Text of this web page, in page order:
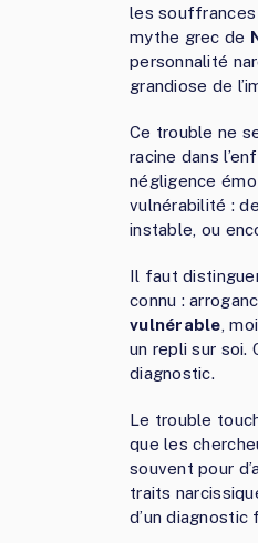
les souffrances
mythe grec de
personnalité
grandiose de
Ce trouble ne
racine dans
négligence
vulnérabilité :
instable, ou
Il faut
connu :
vulnérable ,
un repli sur soi.
diagnostic.
Le trouble
que les
souvent pour
traits
d’un diagnostic